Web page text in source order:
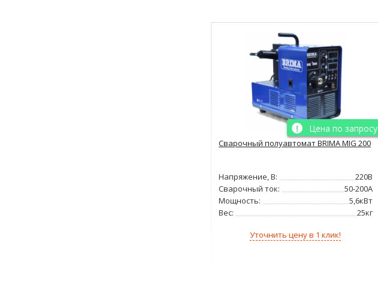
Цена по запросу
Сварочный полуавтомат BRIMA MIG 200
Напряжение, В:
220В
Сварочный ток:
50-200А
Мощность:
5,6кВт
Вес:
25кг
Уточнить цену в 1 клик!